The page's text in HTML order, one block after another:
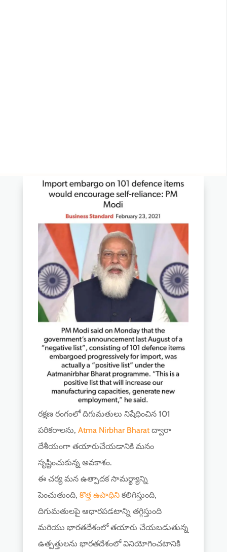
రక్షణ రంగంలో దిగుమతులు నిషేధించిన 101
పరికరాలను, Atma Nirbhar Bharatద్వారా
దేశీయంగా తయారుచేయడానికి మనం
సృష్టించుకున్న అవకాశం.
ఈ చర్య మన ఉత్పాదక సామర్థ్యాన్ని
పెంచుతుంది, కొత్త ఉపాధినికలిగిస్తుంది,
దిగుమతులపై ఆధారపడటాన్ని తగ్గిస్తుంది
మరియు భారతదేశంలో తయారు చేయబడుతున్న
ఉత్పత్తులను భారతదేశంలో వినియోగించటానికి